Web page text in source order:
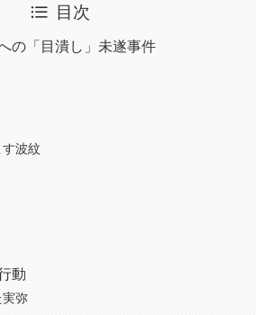
目次
の「目潰し」未遂事件
波紋
動
実弥